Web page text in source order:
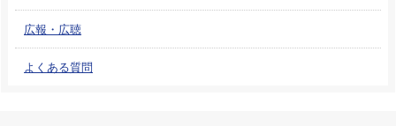
広報・広聴
よくある質問